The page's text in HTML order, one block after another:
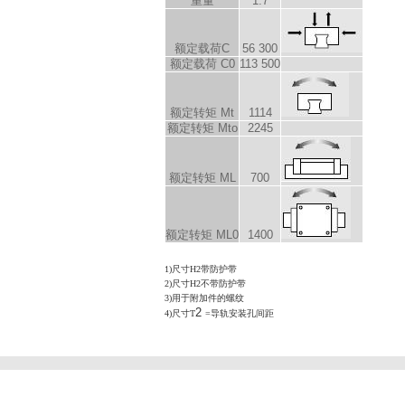
额定载荷C
56 300
额定载荷 C0 113 500
额定转矩 Mt
1114
额定转矩 Mto 2245
额定转矩 ML 700
额定转矩 ML0 1400
1)尺寸H2带防护带
2)尺寸H2不带防护带
3)用于附加件的螺纹
4)尺寸T2 =导轨安装孔间距